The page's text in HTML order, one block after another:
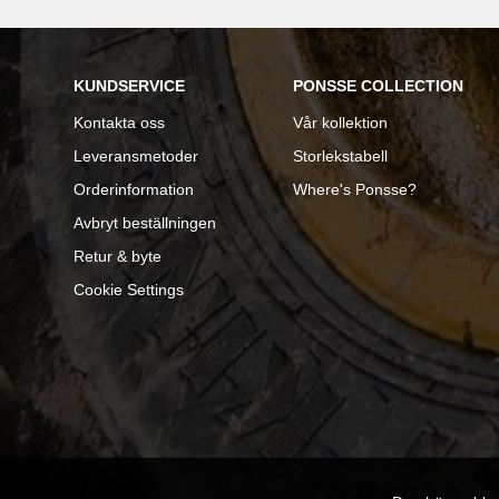
KUNDSERVICE
Kontakta oss
Leveransmetoder
Orderinformation
Avbryt beställningen
Retur & byte
Cookie Settings
PONSSE COLLECTION
Vår kollektion
Storlekstabell
Where's Ponsse?